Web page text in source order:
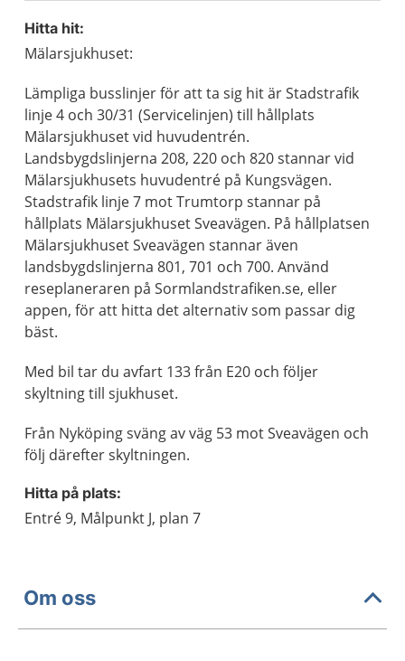
Hitta hit:
Mälarsjukhuset:
Lämpliga busslinjer för att ta sig hit är Stadstrafik
linje 4 och 30/31 (Servicelinjen) till hållplats
Mälarsjukhuset vid huvudentrén.
Landsbygdslinjerna 208, 220 och 820 stannar vid
Mälarsjukhusets huvudentré på Kungsvägen.
Stadstrafik linje 7 mot Trumtorp stannar på
hållplats Mälarsjukhuset Sveavägen. På hållplatsen
Mälarsjukhuset Sveavägen stannar även
landsbygdslinjerna 801, 701 och 700. Använd
reseplaneraren på Sormlandstrafiken.se, eller
appen, för att hitta det alternativ som passar dig
bäst.
Med bil tar du avfart 133 från E20 och följer
skyltning till sjukhuset.
Från Nyköping sväng av väg 53 mot Sveavägen och
följ därefter skyltningen.
Hitta på plats:
Entré 9, Målpunkt J, plan 7
Om oss